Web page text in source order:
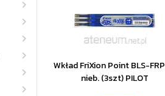
Wkład FriXion Point BLS-
nieb. (3szt) PILOT